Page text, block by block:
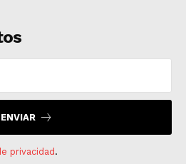
ENVIAR
privacidad.